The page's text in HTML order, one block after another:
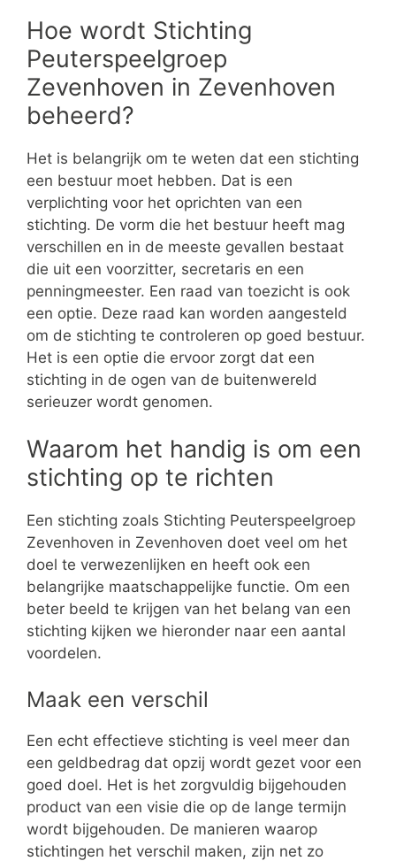
Hoe wordt Stichting
Peuterspeelgroep
Zevenhoven in Zevenhoven
beheerd?
Het is belangrijk om te weten dat een stichting
een bestuur moet hebben. Dat is een
verplichting voor het oprichten van een
stichting. De vorm die het bestuur heeft mag
verschillen en in de meeste gevallen bestaat
die uit een voorzitter, secretaris en een
penningmeester. Een raad van toezicht is ook
een optie. Deze raad kan worden aangesteld
om de stichting te controleren op goed bestuur.
Het is een optie die ervoor zorgt dat een
stichting in de ogen van de buitenwereld
serieuzer wordt genomen.
Waarom het handig is om een
stichting op te richten
Een stichting zoals Stichting Peuterspeelgroep
Zevenhoven in Zevenhoven doet veel om het
doel te verwezenlijken en heeft ook een
belangrijke maatschappelijke functie. Om een
beter beeld te krijgen van het belang van een
stichting kijken we hieronder naar een aantal
voordelen.
Maak een verschil
Een echt effectieve stichting is veel meer dan
een geldbedrag dat opzij wordt gezet voor een
goed doel. Het is het zorgvuldig bijgehouden
product van een visie die op de lange termijn
wordt bijgehouden. De manieren waarop
stichtingen het verschil maken, zijn net zo